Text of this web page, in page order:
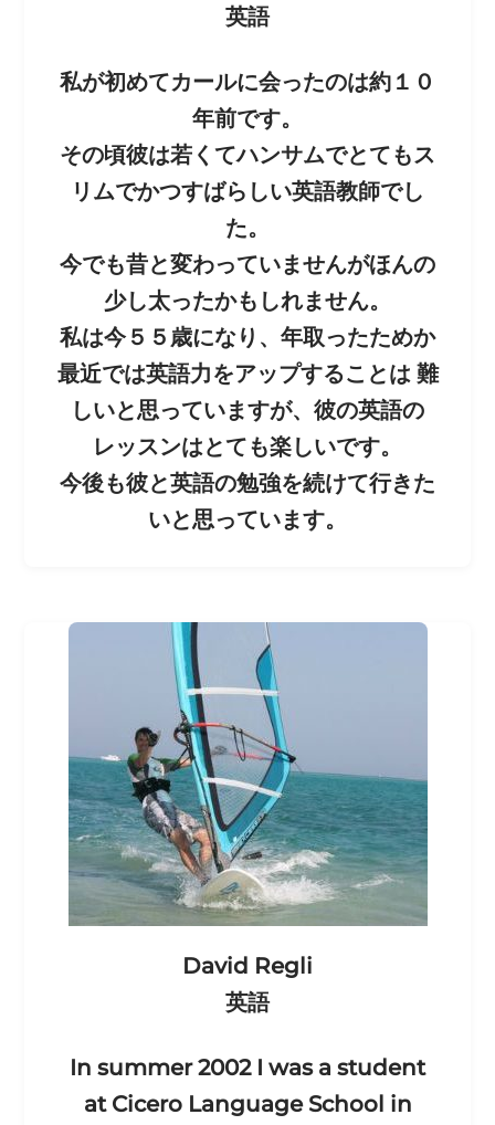
英語
私が初めてカールに会ったのは約１０
年前です。
その頃彼は若くてハンサムでとてもス
リムでかつすばらしい英語教師でし
た。
今でも昔と変わっていませんがほんの
少し太ったかもしれません。
私は今５５歳になり、年取ったためか
最近では英語力をアップすることは 難
しいと思っていますが、彼の英語の
レッスンはとても楽しいです。
今後も彼と英語の勉強を続けて行きた
いと思っています。
David Regli
英語
In summer 2002 I was a student
at Cicero Language School in